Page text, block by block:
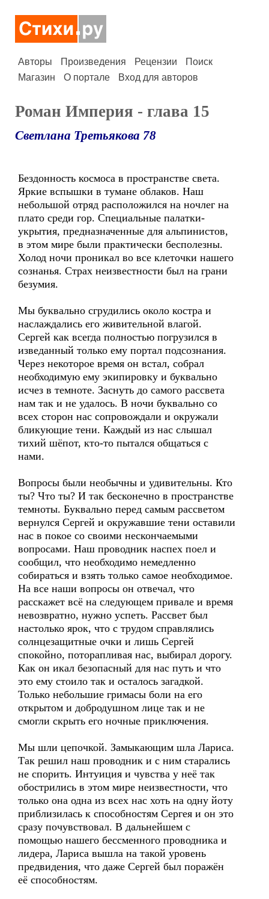
Авторы Произведения Рецензии
Поиск
Магазин
О портале Вход для авторов
Роман Империя - глава 15
Светлана Третьякова 78
Бездонность космоса в пространстве света.
Яркие вспышки в тумане облаков. Наш
небольшой отряд расположился на ночлег на
плато среди гор. Специальные палатки-
укрытия, предназначенные для альпинистов,
в этом мире были практически бесполезны.
Холод ночи проникал во все клеточки нашего
сознанья. Страх неизвестности был на грани
безумия.
Мы буквально сгрудились около костра и
наслаждались его живительной влагой.
Сергей как всегда полностью погрузился в
изведанный только ему портал подсознания.
Через некоторое время он встал, собрал
необходимую ему экипировку и буквально
исчез в темноте. Заснуть до самого рассвета
нам так и не удалось. В ночи буквально со
всех сторон нас сопровождали и окружали
бликующие тени. Каждый из нас слышал
тихий шёпот, кто-то пытался общаться с
нами.
Вопросы были необычны и удивительны. Кто
ты? Что ты? И так бесконечно в пространстве
темноты. Буквально перед самым рассветом
вернулся Сергей и окружавшие тени оставили
нас в покое со своими нескончаемыми
вопросами. Наш проводник наспех поел и
сообщил, что необходимо немедленно
собираться и взять только самое необходимое.
На все наши вопросы он отвечал, что
расскажет всё на следующем привале и время
невозвратно, нужно успеть. Рассвет был
настолько ярок, что с трудом справлялись
солнцезащитные очки и лишь Сергей
спокойно, поторапливая нас, выбирал дорогу.
Как он икал безопасный для нас путь и что
это ему стоило так и осталось загадкой.
Только небольшие гримасы боли на его
открытом и добродушном лице так и не
смогли скрыть его ночные приключения.
Мы шли цепочкой. Замыкающим шла Лариса.
Так решил наш проводник и с ним старались
не спорить. Интуиция и чувства у неё так
обострились в этом мире неизвестности, что
только она одна из всех нас хоть на одну йоту
приблизилась к способностям Сергея и он это
сразу почувствовал. В дальнейшем с
помощью нашего бессменного проводника и
лидера, Лариса вышла на такой уровень
предвидения, что даже Сергей был поражён
её способностям.